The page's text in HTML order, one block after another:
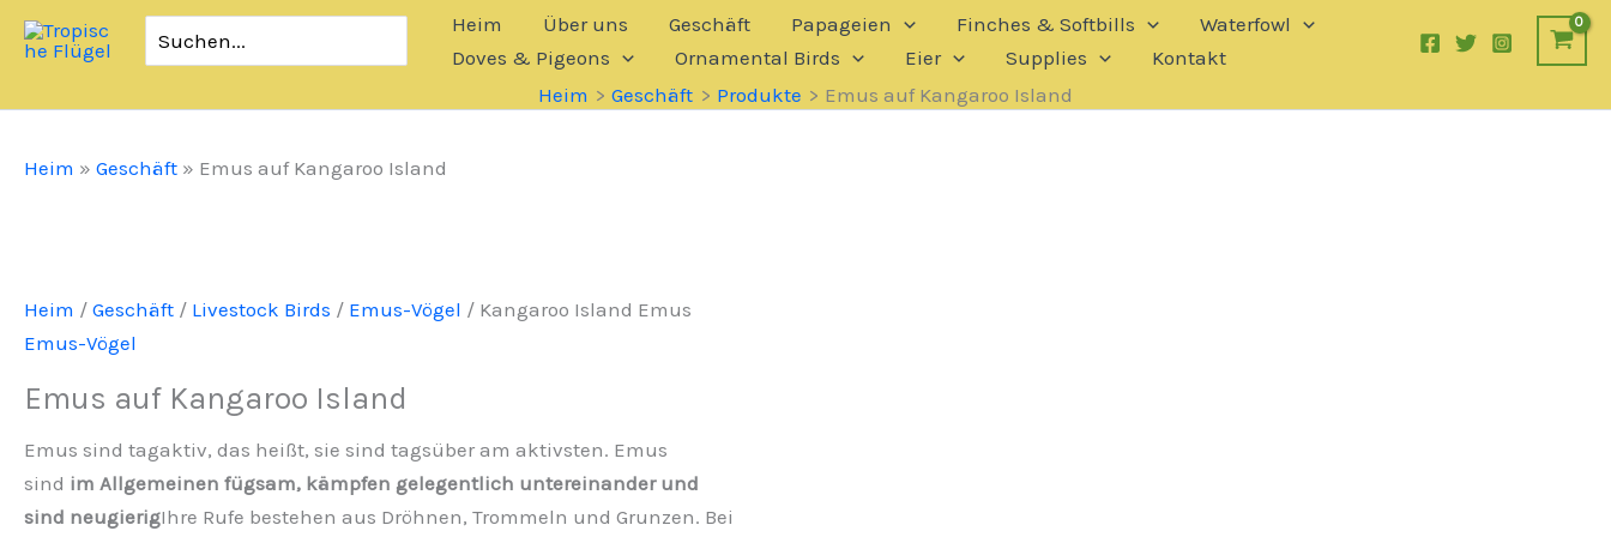
Zum
Inhalt
nach:
Heim Über uns Geschäft Papageien Finches & Softbills
Waterfowl
Doves & Pigeons
Ornamental Birds Eier Supplies
Kontakt
Heim
Geschäft Produkte Emus auf Kangaroo Island
Heim » Geschäft » Emus auf Kangaroo Island
Heim / Geschäft / Livestock Birds / Emus-Vögel / Kangaroo Island Emus
Emus-Vögel
Emus auf Kangaroo Island
Emus sind tagaktiv, das heißt, sie sind tagsüber am aktivsten. Emus
sind im Allgemeinen fügsam, kämpfen gelegentlich untereinander und
sind neugierigIhre Rufe bestehen aus Dröhnen, Trommeln und Grunzen. Bei